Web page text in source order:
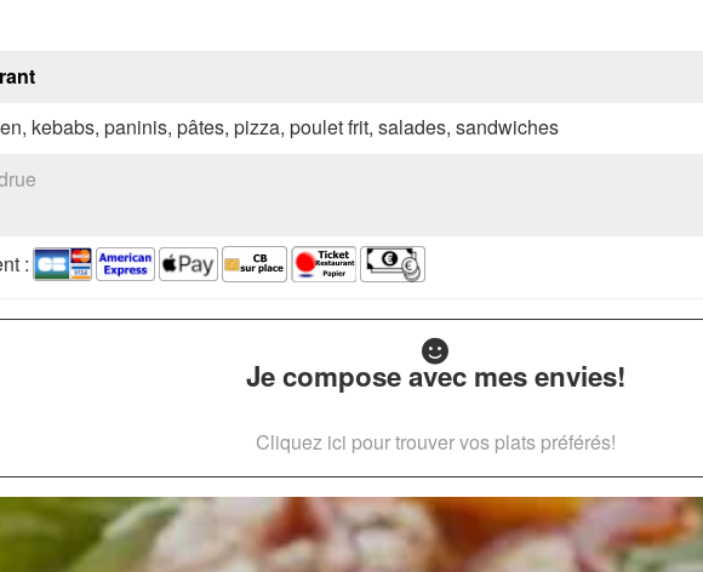
kebabs, paninis, pâtes, pizza, poulet frit, salades, sandwiches
:
Je compose avec mes envies!
Cliquez ici pour trouver vos plats préférés!